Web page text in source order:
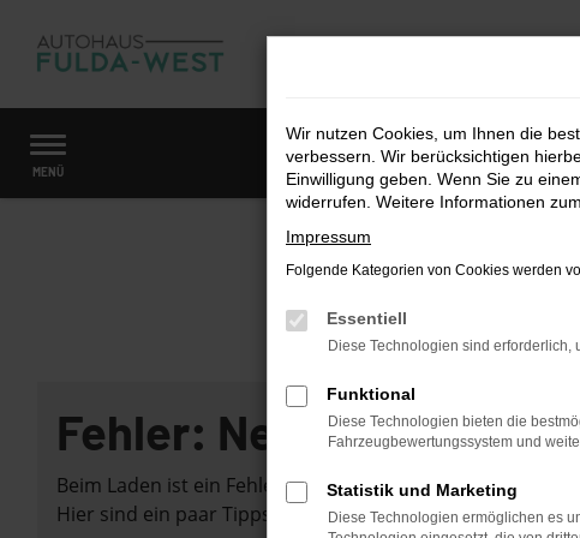
Zum
Hauptinhalt
MENÜ
Startseite Fahrzeugmarkt
Fehler: Network Error
Beim Laden ist ein Fehler aufgetreten.
Hier sind ein paar Tipps, die dir helfen können:
Wir nutzen Cookies, um Ihnen die
verbessern. Wir berücksichtigen
Einwilligung geben. Wenn Sie zu
widerrufen. Weitere Informationen
Impressum
Folgende Kategorien von Cookies werden
Essentiell
Diese Technologien sind
Funktional
Diese Technologien bieten die
Fahrzeugbewertungssystem und
Statistik und Marketing
Diese Technologien ermöglichen es